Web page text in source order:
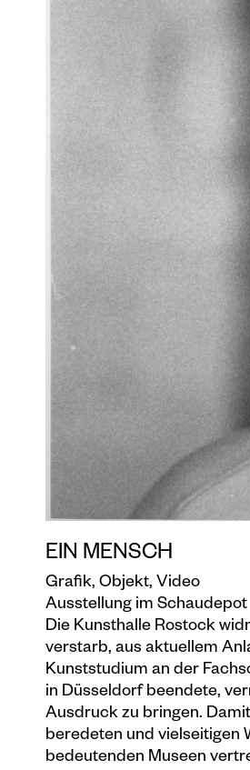
EIN MENSCH
Grafik, Objekt, Video
Ausstellung im Schaudepot
Die Kunsthalle Rostock
verstarb, aus aktuellem
Kunststudium an der
in Düsseldorf beendete,
Ausdruck zu bringen.
beredeten und vielseitigen
bedeutenden Museen